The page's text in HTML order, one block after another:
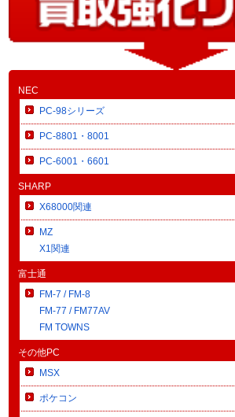
NEC
PC-98シリーズ
PC-8801・8001
PC-6001・6601
SHARP
X68000関連
MZ
X1関連
富士通
FM-7 / FM-8
FM-77 / FM77AV
FM TOWNS
その他PC
MSX
ポケコン